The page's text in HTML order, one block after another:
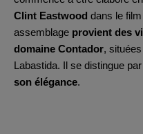
Clint Eastwood dans le film
assemblage provient des
domaine Contador,
Labastida. Il se distingue
son élégance.